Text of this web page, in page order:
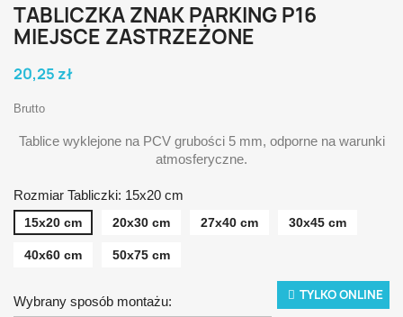
TYLKO ONLINE
TABLICZKA ZNAK PARKING P16
MIEJSCE ZASTRZEŻONE
20,25 zł
Brutto
Tablice wyklejone na PCV grubości 5 mm, odporne na warunki
atmosferyczne.
Rozmiar Tabliczki: 15x20 cm
15x20 cm 20x30 cm 27x40 cm 30x45 cm
40x60 cm 50x75 cm
Wybrany sposób montażu: